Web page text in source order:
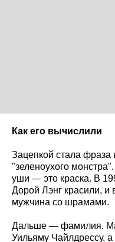
Как его вычислили
Зацепкой стала
"зеленоухого
уши — это краска. В
Дорой Лэнг красили, и
мужчина со шрамами.
Дальше — фамилия.
Уильяму Чайлдрессу,